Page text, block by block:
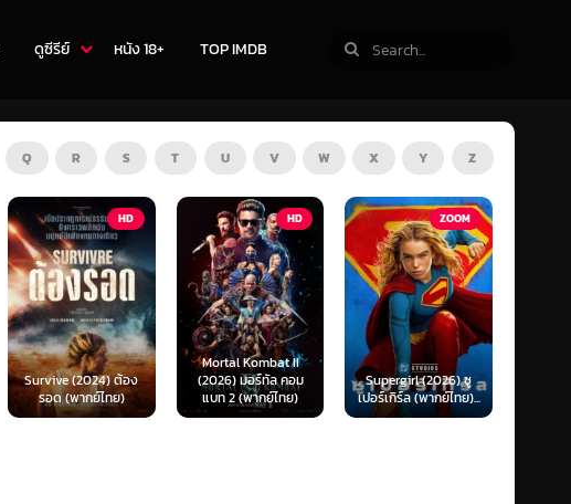
ดูซีรีย์ หนัง 18+ TOP IMDB
Q R S T U V W X Y Z
HD
Mortal Kombat II
(2026) มอร์ทัล คอม
แบท 2 (พากย์ไทย)
ZOOM
Supergirl (2026) ซู
เปอร์เกิร์ล (พากย์ไทย)...
HD
The Thursday
Murder Club (2025)
ชมรมไขคดีฆาตกรรมวัน
พฤหัส...